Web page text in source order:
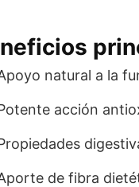
natural a la
acción
de fibra